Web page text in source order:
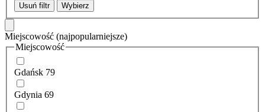
Usuń filtr Wybierz
Miejscowość (najpopularniejsze)
Miejscowość
Gdańsk 79
Gdynia 69